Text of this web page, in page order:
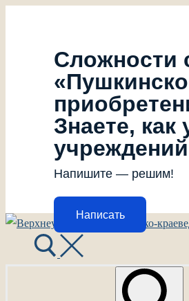
Сложности
Знаете,
Напишите — решим!
Написать
Перейти
содержимому
Меню
Закрыть